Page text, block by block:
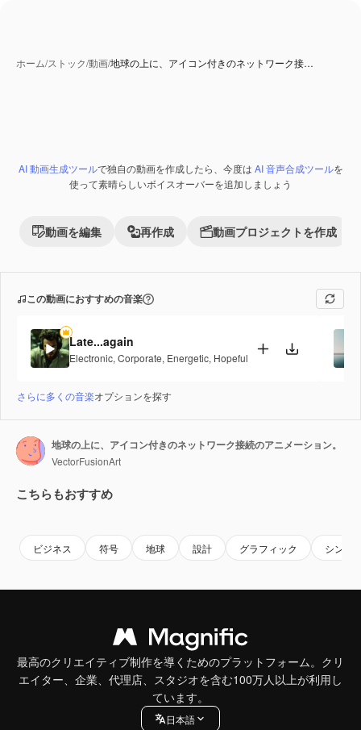
ホーム/ストック/動画/地球の上に、アイコン付きのネットワーク接…
PremiumAI 生成コンテンツ
AI 動画生成ツールで独自の動画を作成したら、今度は AI 音声合成ツールを
使って素晴らしいボイスオーバーを追加しましょう
動画を編集 再作成 動画プロジェクトを作成
この動画におすすめの音楽
Late...again
Electronic, Corporate, Energetic, Hopeful
さらに多くの音楽オプションを探す
地球の上に、アイコン付きのネットワーク接続のアニメーション。
VectorFusionArt
こちらもおすすめ
ビジネス 符号 地球 設計 グラフィック シンボ
最高のクリエイティブ制作を導くためのプラットフォーム。クリ
エイター、企業、代理店、スタジオを含む100万人以上が利用し
ています。
日本語